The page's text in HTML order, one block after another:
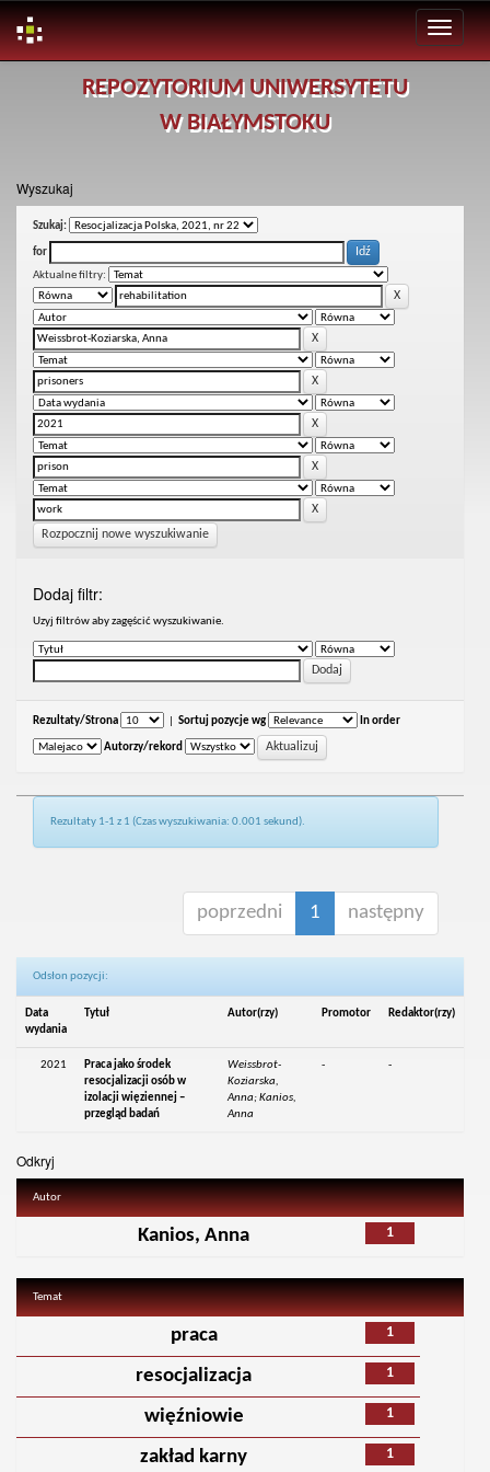
REPOZYTORIUM UNIWERSYTETU
W BIAŁYMSTOKU
Wyszukaj
Szukaj:
for
Aktualne filtry:
Rozpocznij nowe wyszukiwanie
Dodaj filtr:
Uzyj filtrów aby zagęścić wyszukiwanie.
Rezultaty/Strona Sortuj pozycje wg In order
Autorzy/rekord
Rezultaty 1-1 z 1 (Czas wyszukiwania: 0.001 sekund).
poprzedni 1 następny
Odsłon pozycji:
Data
wydania
Tytuł Autor(rzy) Promotor Redaktor(rzy)
2021
Praca jako środek
resocjalizacji osób w
izolacji więziennej –
przegląd badań
Weissbrot-
Koziarska,
Anna; Kanios,
Anna
- -
Odkryj
Autor
1
Kanios, Anna
Temat
1
praca
1
resocjalizacja
1
więźniowie
1
zakład karny